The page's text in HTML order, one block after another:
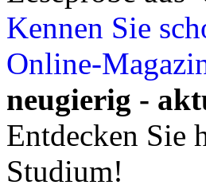
Kennen Sie
Online-
neugierig -
Entdecken Sie
Studium!